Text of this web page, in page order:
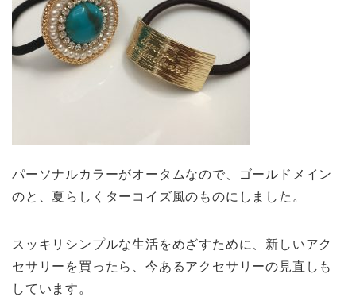
パーソナルカラーがオータムなので、ゴールドメイン
のと、夏らしくターコイズ風のものにしました。
スッキリシンプルな生活をめざすために、新しいアク
セサリーを買ったら、今あるアクセサリーの見直しも
しています。